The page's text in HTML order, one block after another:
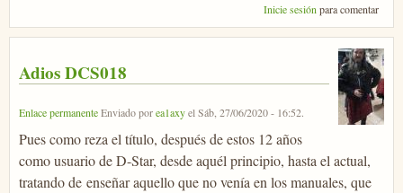
Inicie sesión para comentar
Adios DCS018
Enlace permanenteEnviado porea1axyelSáb, 27/06/2020 - 16:52.
Pues como reza el título, después de estos 12 años
como usuario de D-Star, desde aquél principio, hasta el actual,
tratando de enseñar aquello que no venía en los manuales, que